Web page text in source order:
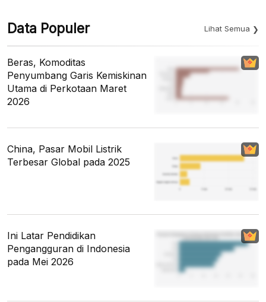
Data Populer Lihat Semua
Beras, Komoditas
Penyumbang Garis Kemiskinan
Utama di Perkotaan Maret
2026
China, Pasar Mobil Listrik
Terbesar Global pada 2025
Ini Latar Pendidikan
Pengangguran di Indonesia
pada Mei 2026